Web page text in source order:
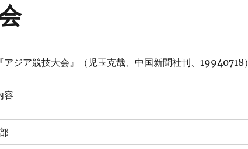
『アジア競技大会』（児玉克哉、中国新聞社刊、19940718）
容
部